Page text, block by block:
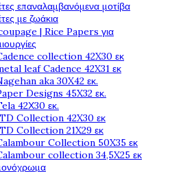
επαναλαμβανόμενα μοτίβα
με ζωάκια
| Rice Papers για
collection 42X30 εκ
leaf Cadence 42X31 εκ
aka 30X42 εκ.
Designs 45X32 εκ.
42Χ30 εκ.
Collection 42X30 εκ
Collection 21X29 εκ
Collection 50X35 εκ
collection 34,5X25 εκ